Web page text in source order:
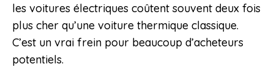
les voitures électriques coûtent souvent deux fois
plus cher qu’une voiture thermique classique.
C’est un vrai frein pour beaucoup d’acheteurs
potentiels.